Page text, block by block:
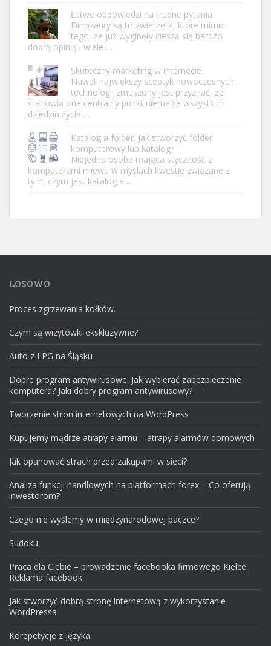
Łatwe odpowiedzi na trudne pytania
Dinozaury są to zwierzęta, które mimo
tego, że już wyginęły cieszą się bardzo
dobrą opinią i wiele …
Skuteczny marketing w internecie.
Nawet największy sceptyk nowoczesnych
technologii zmuszony jest przyznać, że
stanowią one centralny punkt niemalże wszystkich
dziedzin życia …
Katalog a folder. Jak stworzyć folder
komputerowy lub katalog?
Niejedna osoba mająca styczność z
komputerami miewa w myślach kwestie związane z
tym, czym jest katalog a …
LOSOWO
Proces zgrzewania kołków.
Czym są wizytówki ekskluzywne?
Auto z LPG na Śląsku
Dobre program antywirusowe. Jak wybierać zabezpieczenie
komputera? Jaki dobry program antywirusowy?
Tworzenie stron internetowych na WordPress
Kupujemy mądrze atrapy alarmu – atrapy alarmów domowych
Jak opanować strach przed zakupami w sieci?
Analiza funkcji handlowych na platformach forex – Co oferują
inwestorom?
Czego nie wyślemy w międzynarodowej paczce?
Sudoku
Praca dla Ciebie – prowadzenie facebooka firmowego Kielce.
Reklama facebook
Jak stworzyć dobrą stronę internetową z wykorzystanie
WordPressa
Korepetycje z języka